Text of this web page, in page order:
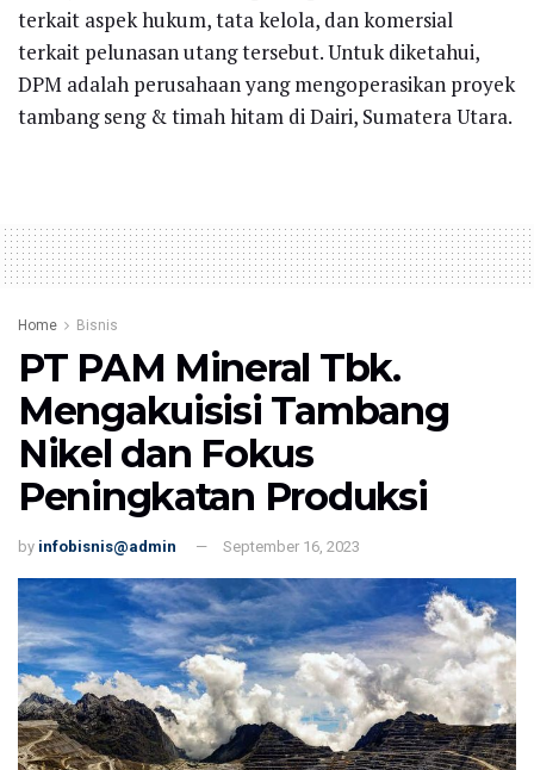
terkait aspek hukum, tata kelola, dan komersial
terkait pelunasan utang tersebut. Untuk diketahui,
DPM adalah perusahaan yang mengoperasikan proyek
tambang seng & timah hitam di Dairi, Sumatera Utara.
Home Bisnis
PT PAM Mineral Tbk.
Mengakuisisi Tambang
Nikel dan Fokus
Peningkatan Produksi
by infobisnis@admin September 16, 2023